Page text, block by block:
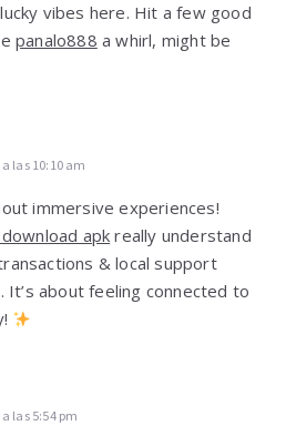
vibes here. Hit a few good
panalo888 a whirl, might be
las 10:10 am
immersive experiences!
apk really understand
& local support
It’s about feeling connected to
las 5:54 pm